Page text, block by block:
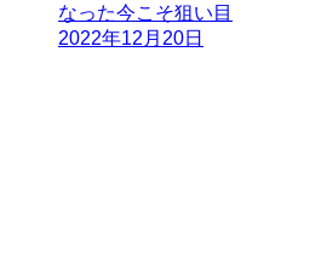
なった今こそ狙い目
2022年12月20日